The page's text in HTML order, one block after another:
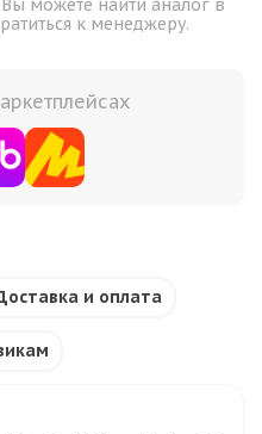
можете найти аналог в
к менеджеру.
и оплата